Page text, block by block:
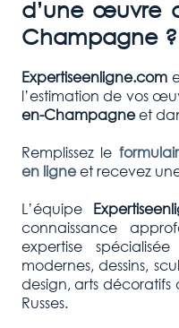
d’une œuvre
Champagne?
Expertiseenligne.com
l’estimation de vos
en-Champagneet
Remplissez le
en ligneet recevez
L’équipe
connaissance
expertise
modernes, dessins,
design, arts décoratifs
Russes.